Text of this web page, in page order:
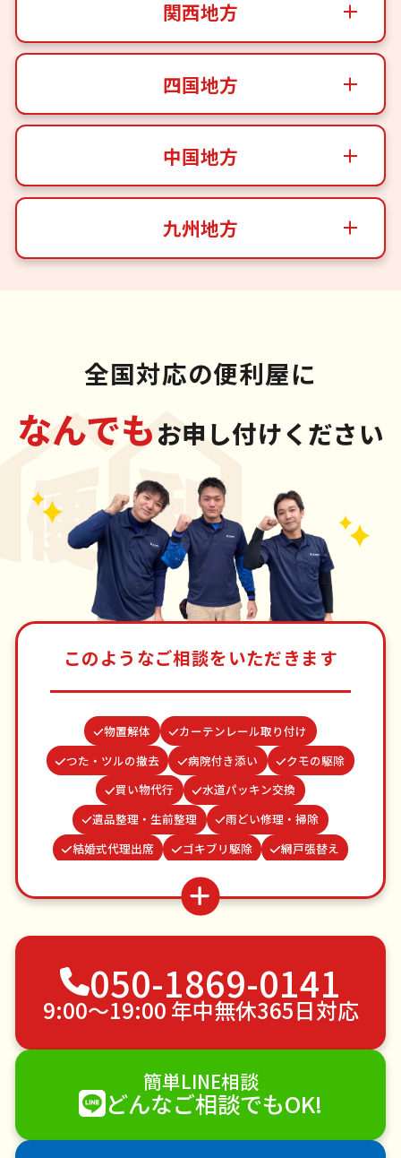
関西地方
四国地方
中国地方
九州地方
全国対応の便利屋に
なんでもお申し付けください
このようなご相談をいただきます
物置解体
カーテンレール取り付け
つた・ツルの撤去
病院付き添い
クモの駆除
買い物代行
水道パッキン交換
遺品整理・生前整理
雨どい修理・掃除
結婚式代理出席
ゴキブリ駆除
網戸張替え
家具組立
お庭の水やり
謝罪代行
蜂の巣駆除
波板張替え
ベランダ掃除
お墓参り代行
不用品回収
家具の移動
引っ越し
植木の剪定
植木の伐採
手すり取り付け
ペットのお世話
エアコンクリーニング
DIY・日曜大工
ハウスクリーニング
雪かき・雪下ろし
襖（ふすま）の張替え
空き家管理
各種代行
害獣駆除
防草シート施工
ナメクジ駆除
050-1869-0141
9:00〜19:00 年中無休365日対応
簡単LINE相談
どんなご相談でもOK!